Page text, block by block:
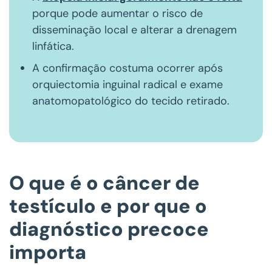
porque pode aumentar o risco de
disseminação local e alterar a drenagem
linfática.
A confirmação costuma ocorrer após
orquiectomia inguinal radical e exame
anatomopatológico do tecido retirado.
O que é o câncer de
testículo e por que o
diagnóstico precoce
importa